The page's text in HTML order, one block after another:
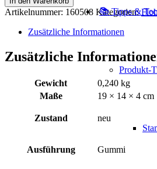
📚 Tipps &
Produkt-
drawn
Menge
Artikelnummer: 160508 Kategorien:
Zusätzliche Informationen
Zusätzliche
Gewicht
0,240 kg
Maße
19 × 14 × 4 cm
Zustand neu
Ausführung Gummi